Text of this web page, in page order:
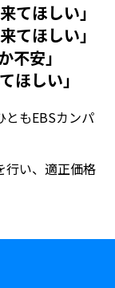
てほしい」
てほしい」
不安」
ほしい」
ともEBSカンパ
行い、適正価格